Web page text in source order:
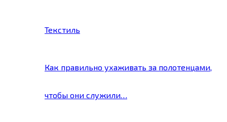
Текстиль
Как правильно ухаживать за полотенцами,
чтобы они служили…